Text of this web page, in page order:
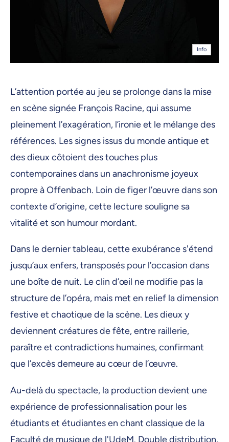
Info
L’attention portée au jeu se prolonge dans la mise
en scène signée François Racine, qui assume
pleinement l’exagération, l’ironie et le mélange des
références. Les signes issus du monde antique et
des dieux côtoient des touches plus
contemporaines dans un anachronisme joyeux
propre à Offenbach. Loin de figer l’œuvre dans son
contexte d’origine, cette lecture souligne sa
vitalité et son humour mordant.
Dans le dernier tableau, cette exubérance s'étend
jusqu’aux enfers, transposés pour l’occasion dans
une boîte de nuit. Le clin d’œil ne modifie pas la
structure de l’opéra, mais met en relief la dimension
festive et chaotique de la scène. Les dieux y
deviennent créatures de fête, entre raillerie,
paraître et contradictions humaines, confirmant
que l’excès demeure au cœur de l’œuvre.
Au-delà du spectacle, la production devient une
expérience de professionnalisation pour les
étudiants et étudiantes en chant classique de la
Faculté de musique de l'UdeM. Double distribution,